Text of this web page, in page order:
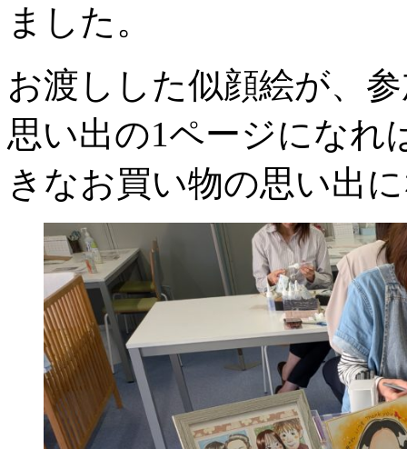
ました。
お渡しした似顔絵が、
思い出の1ページになれ
きなお買い物の思い出